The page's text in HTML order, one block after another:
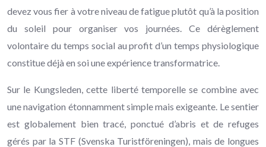
devez vous fier à votre niveau de fatigue plutôt qu’à la position
du soleil pour organiser vos journées. Ce dérèglement
volontaire du temps social au profit d’un temps physiologique
constitue déjà en soi une expérience transformatrice.
Sur le Kungsleden, cette liberté temporelle se combine avec
une navigation étonnamment simple mais exigeante. Le sentier
est globalement bien tracé, ponctué d’abris et de refuges
gérés par la STF (Svenska Turistföreningen), mais de longues